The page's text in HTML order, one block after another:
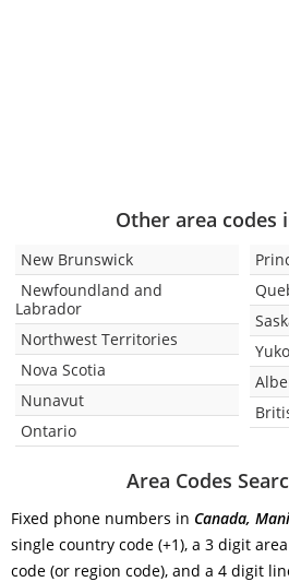
Other area codes
New Brunswick
Newfoundland and
Labrador
Northwest Territories
Nova Scotia
Nunavut
Ontario
Area Codes
Fixed phone numbers in Canada,
single country code (+1), a 3 digit
code (or region code), and a 4 digit